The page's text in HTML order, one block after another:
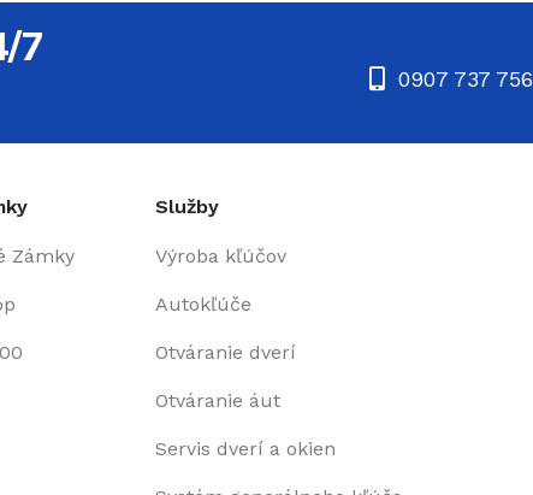
7
0907 737 756
Zámky
Služby
Výroba kľúčov
Autokľúče
Otváranie dverí
Otváranie áut
Servis dverí a okien